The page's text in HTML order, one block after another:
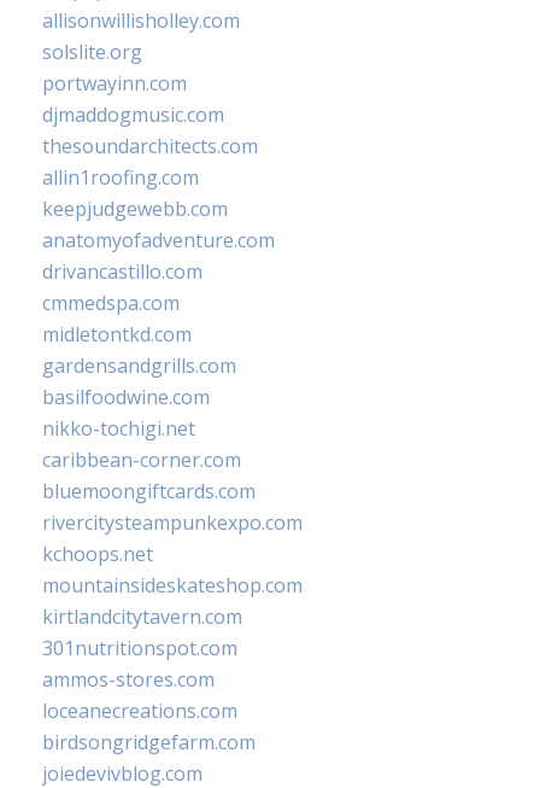
allisonwillisholley.com
solslite.org
portwayinn.com
djmaddogmusic.com
thesoundarchitects.com
allin1roofing.com
keepjudgewebb.com
anatomyofadventure.com
drivancastillo.com
cmmedspa.com
midletontkd.com
gardensandgrills.com
basilfoodwine.com
nikko-tochigi.net
caribbean-corner.com
bluemoongiftcards.com
rivercitysteampunkexpo.com
kchoops.net
mountainsideskateshop.com
kirtlandcitytavern.com
301nutritionspot.com
ammos-stores.com
loceanecreations.com
birdsongridgefarm.com
joiedevivblog.com